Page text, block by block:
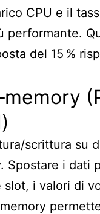
CPU e il
performante.
del 15 %
scrittura su
Spostare i dati
i valori di